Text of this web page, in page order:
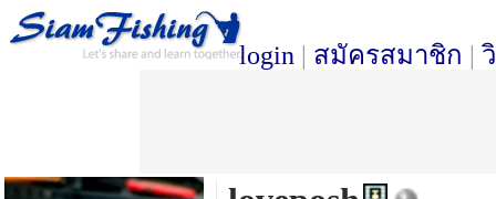
login | สมัครสมาชิก |